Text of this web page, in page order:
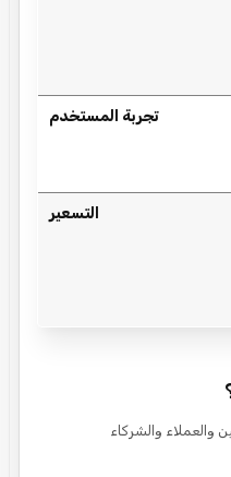
تجربة المستخدم
التسعير
والعملاء والشركاء